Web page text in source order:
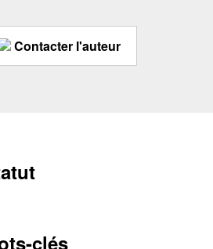
Contacter l'auteur
clés